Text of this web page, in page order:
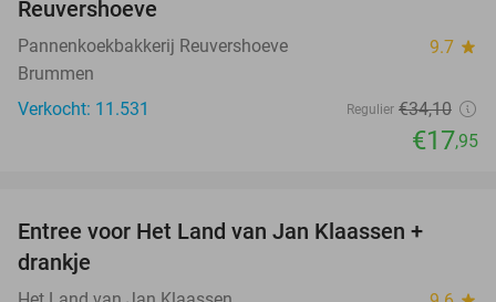
Reuvershoeve
Pannenkoekbakkerij Reuvershoeve 9.7 star
Brummen
Verkocht: 11.531
Regulier €34,10
€17,95
Entree voor Het Land van Jan Klaassen +
drankje